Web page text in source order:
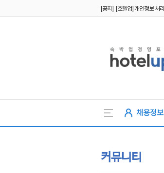
채용정보
커뮤니티